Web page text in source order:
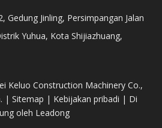
Gedung Jinling, Persimpangan Jalan
Yuhua, Kota Shijiazhuang,
Keluo Construction Machinery Co.,
| Sitemap | Kebijakan pribadi | Di
oleh Leadong